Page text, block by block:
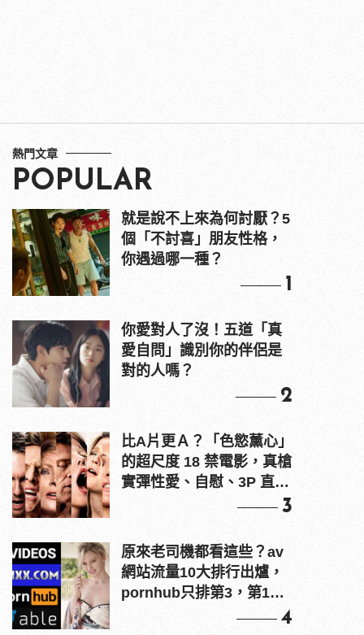
熱門文章
POPULAR
就是說不上來為何討厭？5
個「不討喜」朋友性格，
你遇過哪一種？
1
你愛對人了沒！五道「真
愛自問」識別你的伴侶是
對的人嗎？
2
比A片更Ａ？「色慾薰心」
的超尺度 18 禁電影，真槍
實彈性愛、自慰、3P 直接
3
原來老司機都看這些？av
網站流量10大排行出爐，
pornhub只排第3，第1名
4